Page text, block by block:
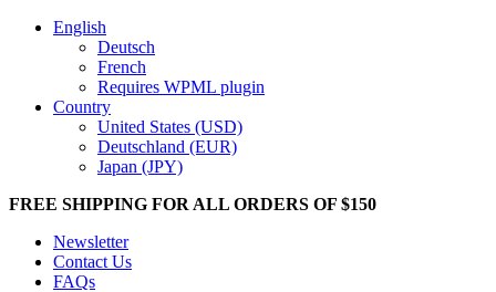
English
Deutsch
French
Requires WPML plugin
Country
United States (USD)
Deutschland (EUR)
Japan (JPY)
FREE SHIPPING FOR ALL ORDERS OF $150
Newsletter
Contact Us
FAQs